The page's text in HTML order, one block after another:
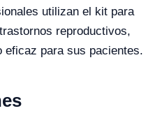
utilizan el kit para
reproductivos,
eficaz para sus pacientes.